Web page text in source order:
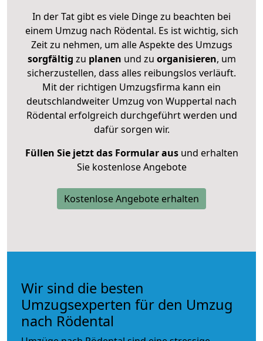
In der Tat gibt es viele Dinge zu beachten bei
einem Umzug nach Rödental. Es ist wichtig, sich
Zeit zu nehmen, um alle Aspekte des Umzugs
sorgfältig zu planen und zu organisieren, um
sicherzustellen, dass alles reibungslos verläuft.
Mit der richtigen Umzugsfirma kann ein
deutschlandweiter Umzug von Wuppertal nach
Rödental erfolgreich durchgeführt werden und
dafür sorgen wir.
Füllen Sie jetzt das Formular ausund erhalten
Sie kostenlose Angebote
Kostenlose Angebote erhalten
Wir sind die besten
Umzugsexperten für den Umzug
nach Rödental